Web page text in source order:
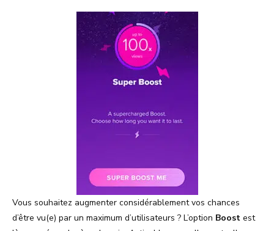
Vous souhaitez augmenter considérablement vos chances
d’être vu(e) par un maximum d’utilisateurs ? L’option Boost est